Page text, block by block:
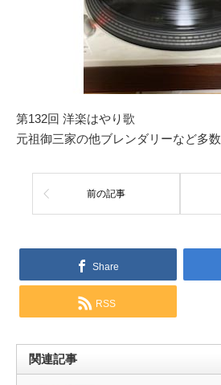
第132回 洋楽はやり歌
元祖御三家の他ブレンダリーなど多数
前の記事
Share
RSS
関連記事